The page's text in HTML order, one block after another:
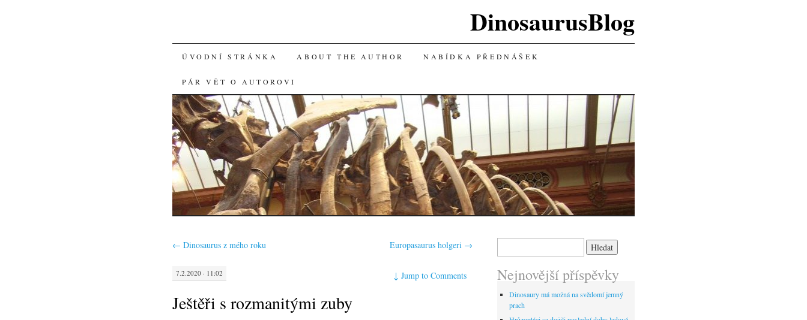
DinosaurusBlog
SKIP
TO
CONTENT
ÚVODNÍ STRÁNKA ABOUT THE AUTHOR NABÍDKA PŘEDNÁŠEK
PÁR VĚT O AUTOROVI
← Dinosaurus z mého roku Europasaurus holgeri →
7.2.2020 · 11:02 ↓Jump to Comments
Ještěři s rozmanitými zuby
Nejnovější příspěvky
Dinosaury má možná na svědomí jemný
prach